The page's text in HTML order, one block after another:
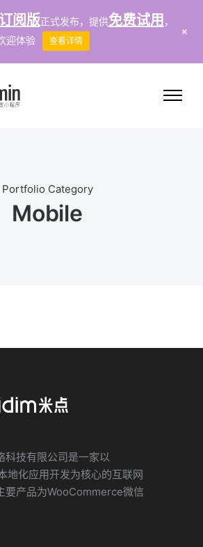
Portfolio Category
Mobile
科技有限公司是一家以
地化应用开发为核心的互联网
要产品为WooCommerce微信
阅版正式发布，提供免费试用 ，
迎体验
查看详情
+